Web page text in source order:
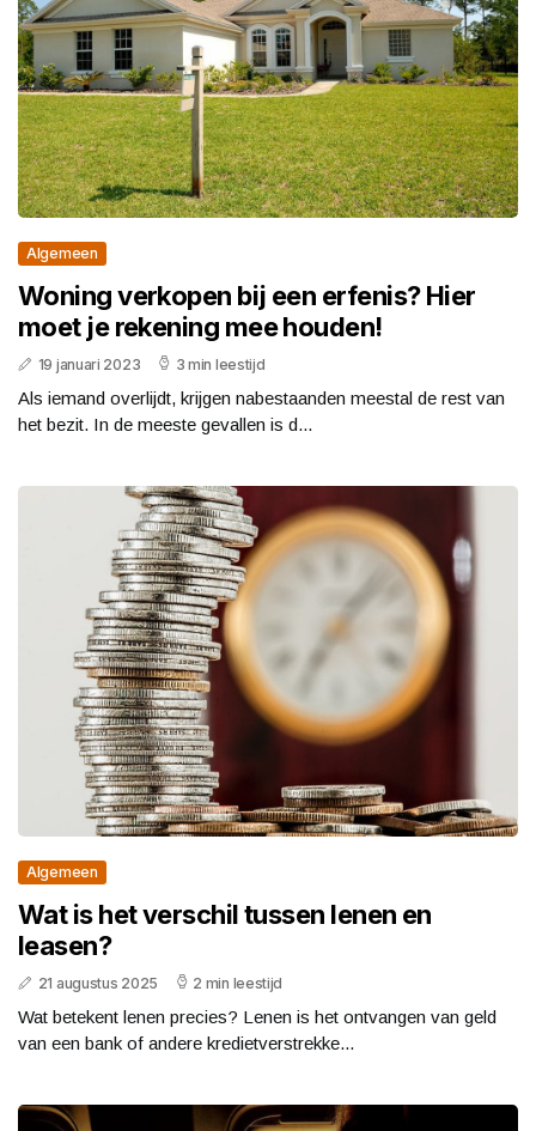
Algemeen
Woning verkopen bij een erfenis? Hier
moet je rekening mee houden!
19 januari 2023 3 min leestijd
Als iemand overlijdt, krijgen nabestaanden meestal de rest van
het bezit. In de meeste gevallen is d...
Algemeen
Wat is het verschil tussen lenen en
leasen?
21 augustus 2025 2 min leestijd
Wat betekent lenen precies? Lenen is het ontvangen van geld
van een bank of andere kredietverstrekke...